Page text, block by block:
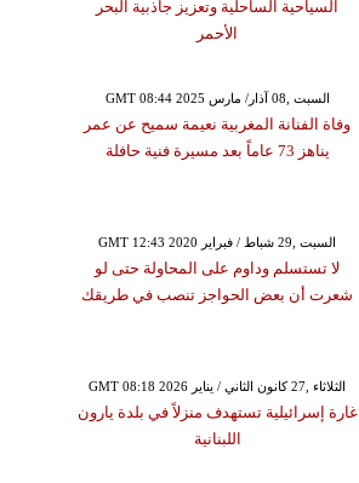
السياحية الساحلية وتعزيز جاذبية البحر
الأحمر
GMT 08:44 2025 السبت ,08 آذار/ مارس
وفاة الفنانة المغربية نعيمة سميح عن عمر
يناهز 73 عاماً بعد مسيرة فنية حافلة
GMT 12:43 2020 السبت ,29 شباط / فبراير
لا تستسلم وداوم على المحاولة حتى لو
شعرت أن بعض الحواجز تنصب في طريقك
GMT 08:18 2026 الثلاثاء ,27 كانون الثاني / يناير
غارة إسرائيلية تستهدف منزلاً في بلدة يارون
اللبنانية